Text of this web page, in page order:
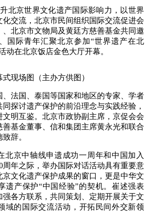
比划 快看 蓝海中国 新兵请入列
竞猜 2026年世界杯 2026年冬奥会
奥林匹克频道 生活体育大会 体育江湖
直播 节目单 栏目 片库 收视榜
北京世界文化遗产国际影响力，以世界
交流，北京市民间组织国际交流促进会
、北京市文物局及黄廷方慈善基金共同邀
国际青年汇聚北京参加“世界遗产在北
动在北京饭店金色大厅开幕。
式现场图（主办方供图）
、法国、泰国等国家和地区的专家、学者
探讨遗产保护的前沿理念与实践经验，
明互鉴。北京市政协副主席，京促会会
基金董事、信和集团主席黄永光和联合
辞。
北京中轴线申遗成功一周年和中国加入
周年之际，举办国际对话活动具有重要意
京文化遗产保护成果的窗口，更是中华文
遗产保护“中国经验”的契机。崔述强表
强各方联系，共同策划、定期开展关于文
域的国际交流活动，开拓民间外交新领